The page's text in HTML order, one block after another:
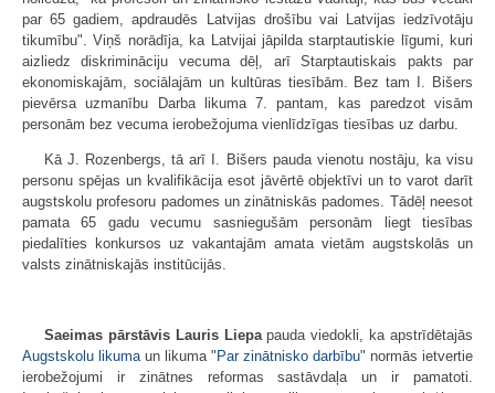
par 65 gadiem, apdraudēs Latvijas drošību vai Latvijas iedzīvotāju
tikumību". Viņš norādīja, ka Latvijai jāpilda starptautiskie līgumi, kuri
aizliedz diskrimināciju vecuma dēļ, arī Starptautiskais pakts par
ekonomiskajām, sociālajām un kultūras tiesībām. Bez tam I. Bišers
pievērsa uzmanību Darba likuma 7. pantam, kas paredzot visām
personām bez vecuma ierobežojuma vienlīdzīgas tiesības uz darbu.
Kā J. Rozenbergs, tā arī I. Bišers pauda vienotu nostāju, ka visu
personu spējas un kvalifikācija esot jāvērtē objektīvi un to varot darīt
augstskolu profesoru padomes un zinātniskās padomes. Tādēļ neesot
pamata 65 gadu vecumu sasniegušām personām liegt tiesības
piedalīties konkursos uz vakantajām amata vietām augstskolās un
valsts zinātniskajās institūcijās.
Saeimas pārstāvis Lauris Liepapauda viedokli, ka apstrīdētajās
Augstskolu likumaun likuma " Par zinātnisko darbību" normās ietvertie
ierobežojumi ir zinātnes reformas sastāvdaļa un ir pamatoti.